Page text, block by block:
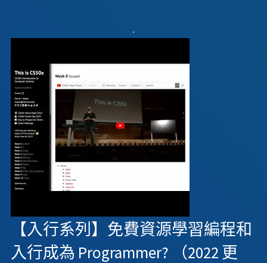
【入行系列】免費資源學習編程和
入行成為 Programmer? （2022 更